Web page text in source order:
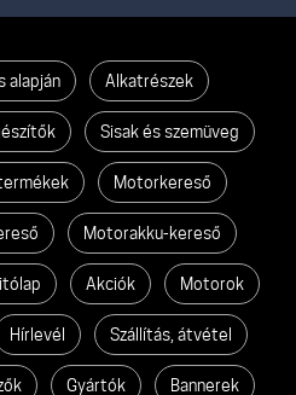
alapján Alkatrészek
Sisak és szemüveg
Motorkereső
Motorakku-kereső
Akciók Motorok
Hírlevél Szállítás, átvétel
Gyártók Bannerek